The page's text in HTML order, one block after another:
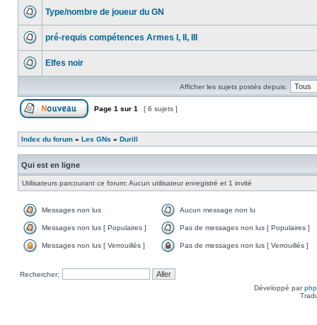
Type/nombre de joueur du GN
pré-requis compétences Armes I, II, III
Elfes noir
Afficher les sujets postés depuis:
Page 1 sur 1 [ 6 sujets ]
Index du forum » Les GNs » Durill
Qui est en ligne
Utilisateurs parcourant ce forum: Aucun utilisateur enregistré et 1 invité
Messages non lus Aucun message non lu
Messages non lus [ Populaires ] Pas de messages non lus [ Populaires ]
Messages non lus [ Verrouillés ] Pas de messages non lus [ Verrouillés ]
Rechercher:
Développé par